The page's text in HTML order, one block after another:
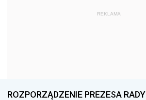
1957 1956
REKLAMA
ROZPORZĄDZENIE PREZESA RADY